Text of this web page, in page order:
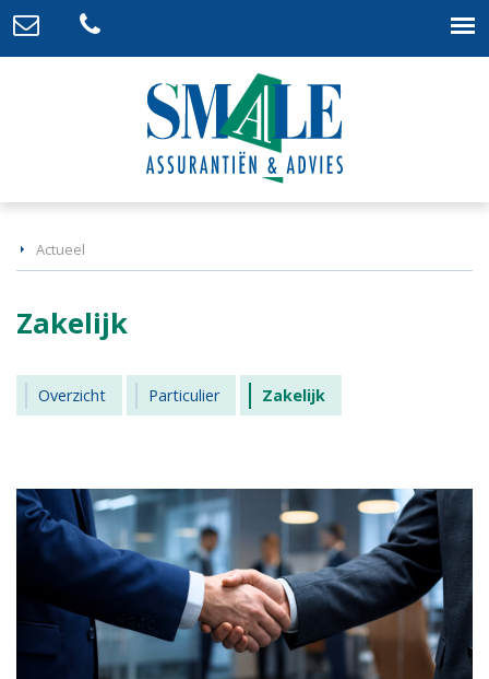
Actueel
Zakelijk
Overzicht Particulier Zakelijk